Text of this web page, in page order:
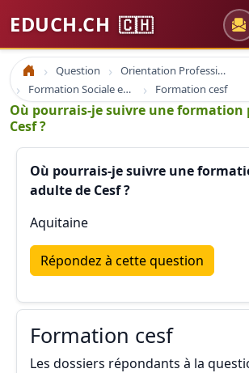
EDUCH.CH 🇨🇭
Accueil Question
Orientation Professionnelle
Formation Sociale en France
Formation cesf
Où pourrais-je suivre une formation
Cesf ?
Où pourrais-je suivre une
adulte de Cesf ?
Aquitaine
Répondez à cette question
Formation cesf
Les dossiers répondants à la